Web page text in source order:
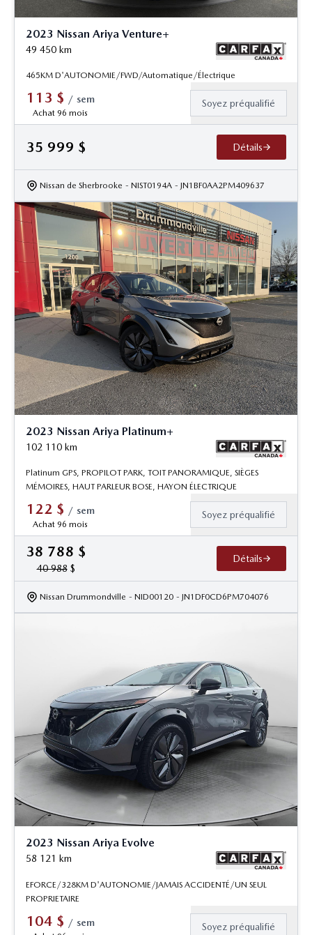
2023 Nissan Ariya Venture+
49 450 km
465KM D'AUTONOMIE/FWD/Automatique/Électrique
113 $ / sem
Achat 96 mois
Soyez préqualifié
35 999 $ Détails
Nissan de Sherbrooke - NIST0194A - JN1BF0AA2PM409637
2023 Nissan Ariya Platinum+
102 110 km
Platinum GPS, PROPILOT PARK, TOIT PANORAMIQUE, SIÈGES
MÉMOIRES, HAUT PARLEUR BOSE, HAYON ÉLECTRIQUE
122 $ / sem
Achat 96 mois
Soyez préqualifié
38 788 $
40 988$
Détails
Nissan Drummondville - NID00120 - JN1DF0CD6PM704076
2023 Nissan Ariya Evolve
58 121 km
EFORCE/328KM D'AUTONOMIE/JAMAIS ACCIDENTÉ/UN SEUL
PROPRIETAIRE
104 $ / sem Soyez préqualifié